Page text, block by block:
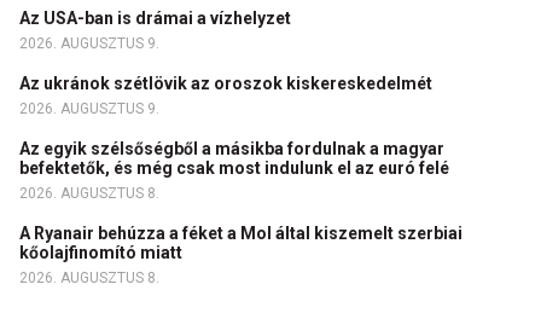
Az USA-ban is drámai a vízhelyzet
2026. AUGUSZTUS 9.
Az ukránok szétlövik az oroszok kiskereskedelmét
2026. AUGUSZTUS 9.
Az egyik szélsőségből a másikba fordulnak a magyar
befektetők, és még csak most indulunk el az euró felé
2026. AUGUSZTUS 8.
A Ryanair behúzza a féket a Mol által kiszemelt szerbiai
kőolajfinomító miatt
2026. AUGUSZTUS 8.